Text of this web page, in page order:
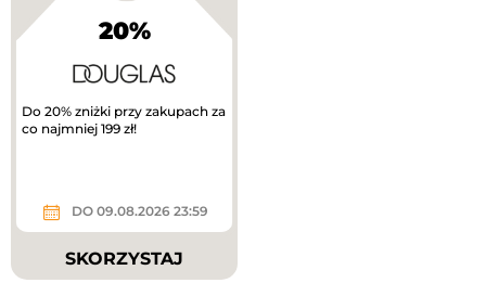
20%
Do 20% zniżki przy zakupach za
co najmniej 199 zł!
DO 09.08.2026 23:59
SKORZYSTAJ